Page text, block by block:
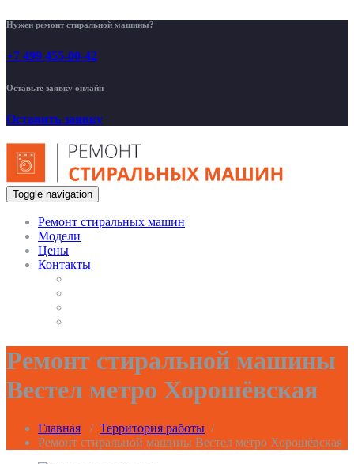
Нужен ремонт стиральной машины?
+7 499 455-00-42
Оставьте заявку онлайн
Оставить заявку
Toggle navigation
Ремонт стиральных машин
Модели
Цены
Контакты
Ремонт стиральной машины
Вестел метро Хорошёвская
Главная / Территория работы /
Ремонт стиральной машины Вестел метро Хорошёвская